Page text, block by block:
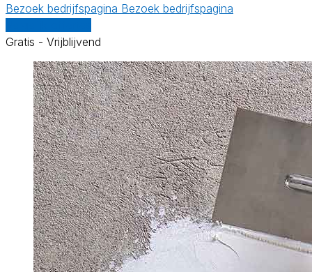
Bezoek bedrijfspagina Bezoek bedrijfspagina
Gratis - Vrijblijvend